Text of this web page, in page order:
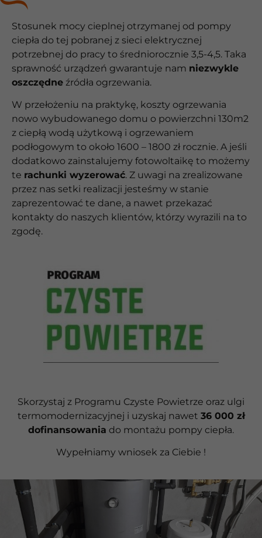
Stosunek mocy cieplnej otrzymanej od pompy
ciepła do tej pobranej z sieci elektrycznej
potrzebnej do pracy to średniorocznie 3,5-4,5. Taka
sprawność urządzeń gwarantuje nam niezwykle
oszczędne źródła ogrzewania.
W przełożeniu na praktykę, koszty ogrzewania
nowo wybudowanego domu o powierzchni 130m2
z ciepłą wodą użytkową i ogrzewaniem
podłogowym to około 1600 – 1800 zł rocznie. A jeśli
dodatkowo zainstalujemy fotowoltaikę to możemy
te rachunki wyzerować. Z uwagi na zrealizowane
przez nas setki realizacji jesteśmy w stanie
zaprezentować te dane, a nawet przekazać
kontakty do naszych klientów, którzy wyrazili na to
zgodę.
Skorzystaj z Programu Czyste Powietrze oraz ulgi
termomodernizacyjnej i uzyskaj nawet 36 000 zł
dofinansowania do montażu pompy ciepła.
Wypełniamy wniosek za Ciebie !